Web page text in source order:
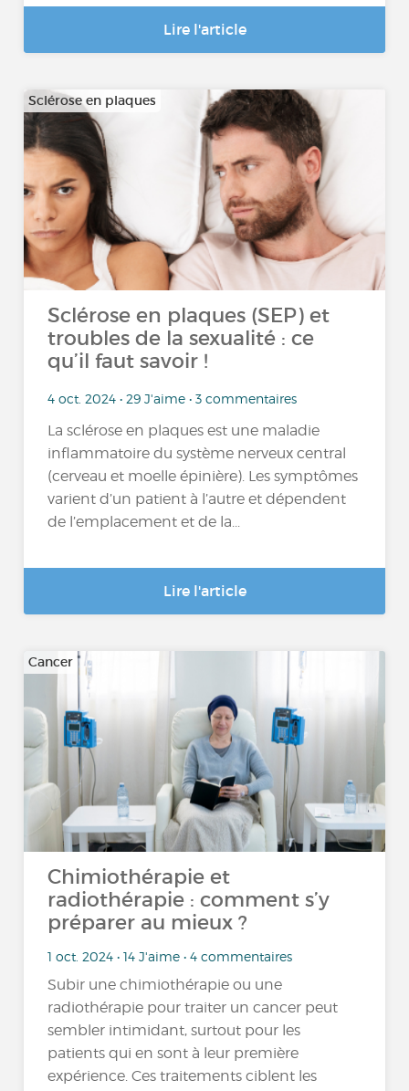
Lire l'article
Sclérose en plaques
Sclérose en plaques (SEP) et
troubles de la sexualité : ce
qu’il faut savoir !
4 oct. 2024 • 29 J'aime • 3 commentaires
La sclérose en plaques est une maladie
inflammatoire du système nerveux central
(cerveau et moelle épinière). Les symptômes
varient d’un patient à l’autre et dépendent
de l’emplacement et de la...
Lire l'article
Cancer
Chimiothérapie et
radiothérapie : comment s’y
préparer au mieux ?
1 oct. 2024 • 14 J'aime • 4 commentaires
Subir une chimiothérapie ou une
radiothérapie pour traiter un cancer peut
sembler intimidant, surtout pour les
patients qui en sont à leur première
expérience. Ces traitements ciblent les